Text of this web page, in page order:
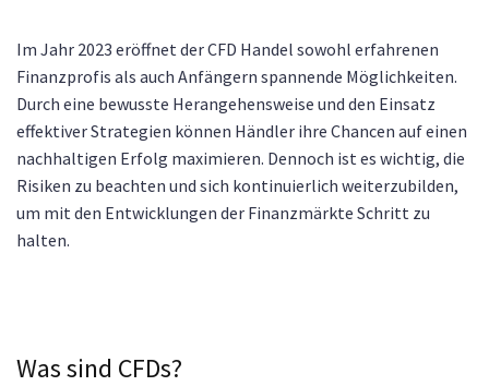
Im Jahr 2023 eröffnet der CFD Handel sowohl erfahrenen
Finanzprofis als auch Anfängern spannende Möglichkeiten.
Durch eine bewusste Herangehensweise und den Einsatz
effektiver Strategien können Händler ihre Chancen auf einen
nachhaltigen Erfolg maximieren. Dennoch ist es wichtig, die
Risiken zu beachten und sich kontinuierlich weiterzubilden,
um mit den Entwicklungen der Finanzmärkte Schritt zu
halten.
Was sind CFDs?